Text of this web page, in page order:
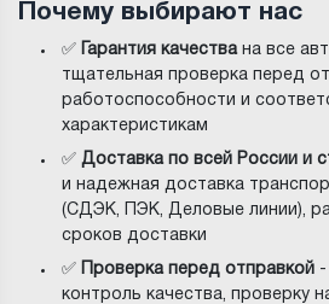
Почему выбирают нас
✅ Гарантия качествана все
тщательная проверка перед
работоспособности и
характеристикам
✅Доставка по всей России и
и надежная доставка
(СДЭК, ПЭК, Деловые линии),
сроков доставки
✅ Проверка перед отправкой -
контроль качества, проверку